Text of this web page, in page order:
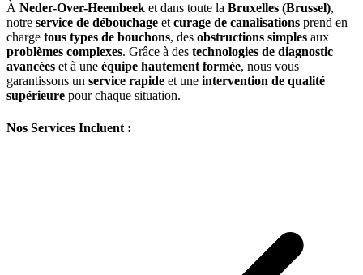
À Neder-Over-Heembeek et dans toute la Bruxelles (Brussel),
notre service de débouchage et curage de canalisations prend en
charge tous types de bouchons, des obstructions simples aux
problèmes complexes. Grâce à des technologies de diagnostic
avancées et à une équipe hautement formée, nous vous
garantissons un service rapide et une intervention de qualité
supérieure pour chaque situation.
Nos Services Incluent :